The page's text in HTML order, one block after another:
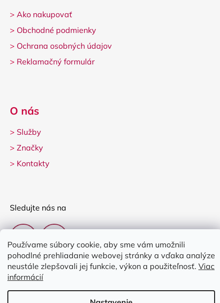
Používame súbory cookie, aby sme vám umožnili
pohodlné prehliadanie webovej stránky a vďaka analýze
neustále zlepšovali jej funkcie, výkon a použiteľnosť. Viac
informácií
> Ako nakupovať
> Obchodné podmienky
> Ochrana osobných údajov
> Reklamačný formulár
O nás
> Služby
> Značky
> Kontakty
Sledujte nás na